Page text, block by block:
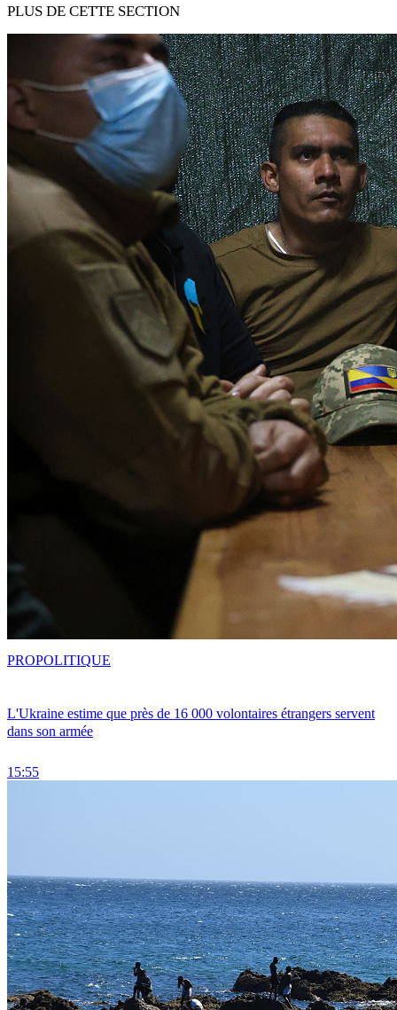
PLUS DE CETTE SECTION
L'Ukraine estime que près de 16 000 volontaires étrangers servent
dans son armée
15:55
PROPOLITIQUE